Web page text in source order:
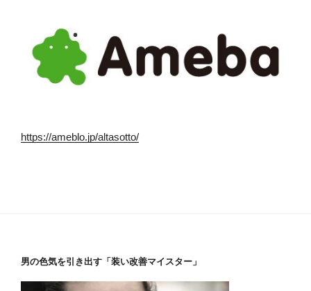
https://ameblo.jp/altasotto/
男の色気を引き出す「装い改善マイスター」